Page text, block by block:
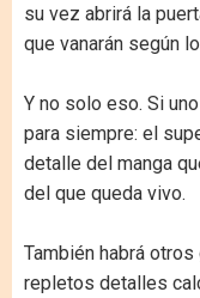
su vez abrirá la
que vanarán según
Y no solo eso. Si
para siempre: el
detalle del manga
del que queda vivo.
También habrá
repletos detalles